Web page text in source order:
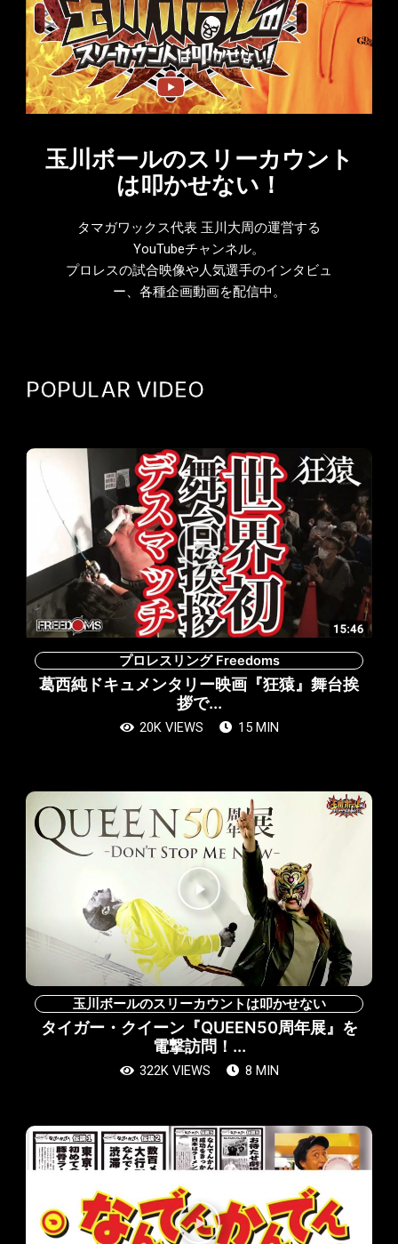
玉川ボールのスリーカウント
は叩かせない！
タマガワックス代表 玉川大周の運営する
YouTubeチャンネル。
プロレスの試合映像や人気選手のインタビュ
ー、各種企画動画を配信中。
POPULAR VIDEO
動
画
再
生
プロレスリング Freedoms
葛西純ドキュメンタリー映画『狂猿』舞台挨
拶で...
20K VIEWS 15 MIN
動
画
再
生
玉川ボールのスリーカウントは叩かせない
タイガー・クイーン『QUEEN50周年展』を
電撃訪問！...
322K VIEWS 8 MIN
動
画